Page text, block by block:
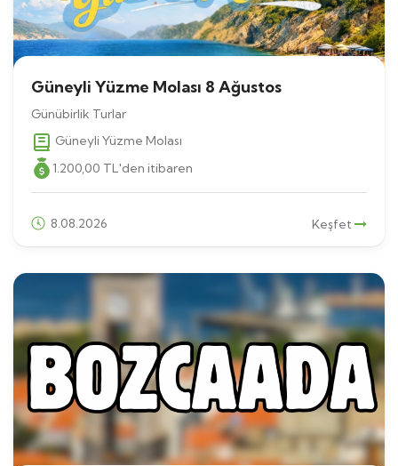
Güneyli Yüzme Molası 8 Ağustos
Günübirlik Turlar
Güneyli Yüzme Molası
1.200,00 TL'den itibaren
8.08.2026 Keşfet